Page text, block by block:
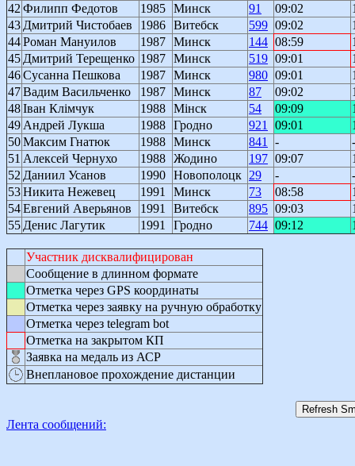
42 Филипп Федотов 1985 Минск 91 09:02
43 Дмитрий Чистобаев 1986 Витебск 599 09:02
44Роман Мануилов 1987 Минск 144 08:59
45 Дмитрий Терещенко 1987 Минск 519 09:01
46Сусанна Пешкова 1987 Минск 980 09:01
47Вадим Васильченко 1987 Минск 87 09:02
48Іван Клімчук 1988 Мінск 54 09:09
49 Андрей Лукша 1988 Гродно 921 09:01
50Максим Гнатюк 1988 Минск 841 -
-
51 Алексей Чернухо 1988 Жодино 197 09:07
52 Даниил Усанов 1990 Новополоцк 29 -
-
53Никита Нежевец 1991 Минск 73 08:58
54Евгений Аверьянов 1991 Витебск 895 09:03
55 Денис Лагутик 1991 Гродно 744 09:12
Участник дисквалифицирован
Сообщение в длинном формате
Отметка через GPS координаты
Отметка через заявку на ручную обработку
Отметка через telegram bot
Отметка на закрытом КП
Заявка на медаль из АСР
Внеплановое прохождение дистанции
Лента сообщений: